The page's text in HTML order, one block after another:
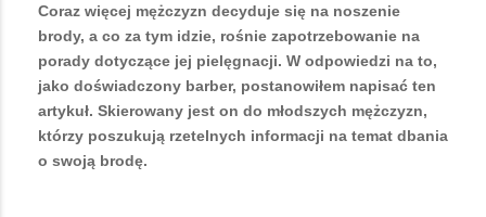
Coraz więcej mężczyzn decyduje się na noszenie
brody, a co za tym idzie, rośnie zapotrzebowanie na
porady dotyczące jej pielęgnacji. W odpowiedzi na to,
jako doświadczony barber, postanowiłem napisać ten
artykuł. Skierowany jest on do młodszych mężczyzn,
którzy poszukują rzetelnych informacji na temat dbania
o swoją brodę.